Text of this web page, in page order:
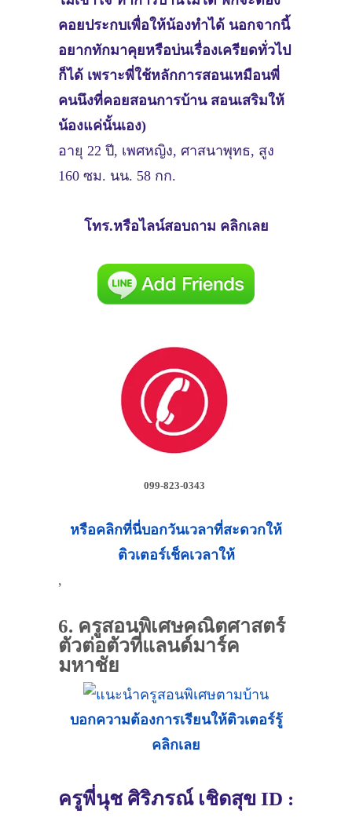
คอยประกบเพื่อให้น้องทำได้ นอกจากนี้
อยากทักมาคุยหรือบ่นเรื่องเครียดทั่วไป
ก็ได้ เพราะพี่ใช้หลักการสอนเหมือนพี่
คนนึงที่คอยสอนการบ้าน สอนเสริมให้
น้องแค่นั้นเอง)
อายุ 22 ปี, เพศหญิง, ศาสนาพุทธ, สูง
160 ซม. นน. 58 กก.
โทร.หรือไลน์สอบถาม คลิกเลย
099-823-0343
หรือคลิกที่นี่บอกวันเวลาที่สะดวกให้
ติวเตอร์เช็คเวลาให้
,
6. ครูสอนพิเศษคณิตศาสตร์
ตัวต่อตัวที่แลนด์มาร์ค
มหาชัย
บอกความต้องการเรียนให้ติวเตอร์รู้
คลิกเลย
ครูพี่นุช ศิริภรณ์ เชิดสุข ID :